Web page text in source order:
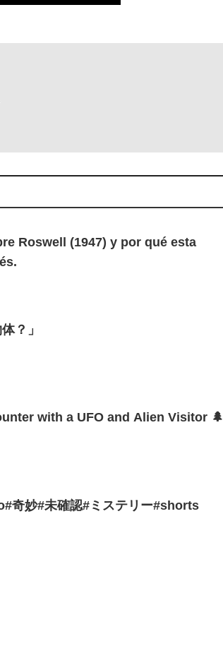
Roswell (1947) y por qué esta
？」
with a UFO and Alien Visitor 🌲
奇妙#未確認#ミステリー#shorts